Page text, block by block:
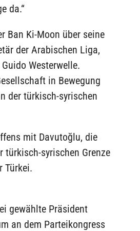
da.“
Ban Ki-Moon über seine
der Arabischen Liga,
Westerwelle.
in Bewegung
der türkisch-syrischen
mit Davutoğlu, die
türkisch-syrischen Grenze
Türkei.
gewählte Präsident
an dem Parteikongress